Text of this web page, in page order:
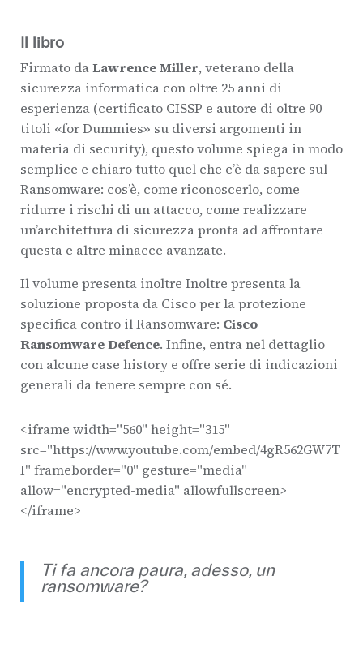
Il libro
Firmato daLawrence Miller, veterano della
sicurezza informatica con oltre 25 anni di
esperienza (certificato CISSP e autore di oltre 90
titoli «for Dummies» su diversi argomenti in
materia di security), questo volume spiega in modo
semplice e chiaro tutto quel che c’è da sapere sul
Ransomware: cos’è, come riconoscerlo, come
ridurre i rischi di un attacco, come realizzare
un’architettura di sicurezza pronta ad affrontare
questa e altre minacce avanzate.
Il volume presenta inoltre Inoltre presenta la
soluzione proposta da Cisco per la protezione
specifica contro il Ransomware: Cisco
Ransomware Defence. Infine, entra nel dettaglio
con alcune case history e offre serie di indicazioni
generali da tenere sempre con sé.
<iframe width="560" height="315"
src="https://www.youtube.com/embed/4gR562GW7T
I" frameborder="0" gesture="media"
allow="encrypted-media" allowfullscreen>
</iframe>
Ti fa ancora paura, adesso, un
ransomware?